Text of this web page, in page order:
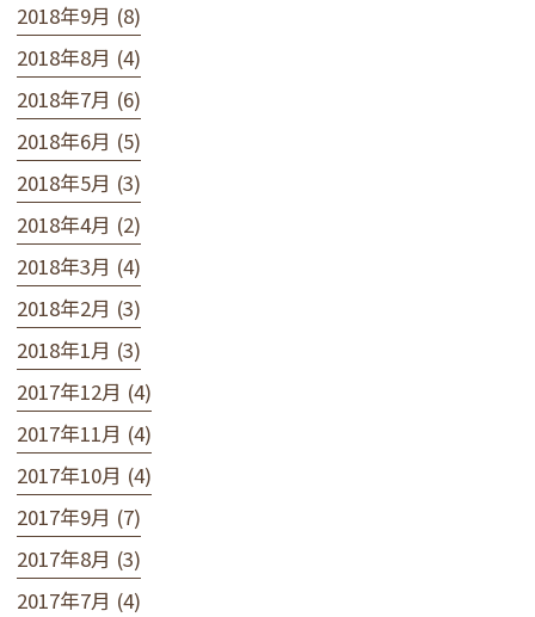
2018年9月 (8)
2018年8月 (4)
2018年7月 (6)
2018年6月 (5)
2018年5月 (3)
2018年4月 (2)
2018年3月 (4)
2018年2月 (3)
2018年1月 (3)
2017年12月 (4)
2017年11月 (4)
2017年10月 (4)
2017年9月 (7)
2017年8月 (3)
2017年7月 (4)